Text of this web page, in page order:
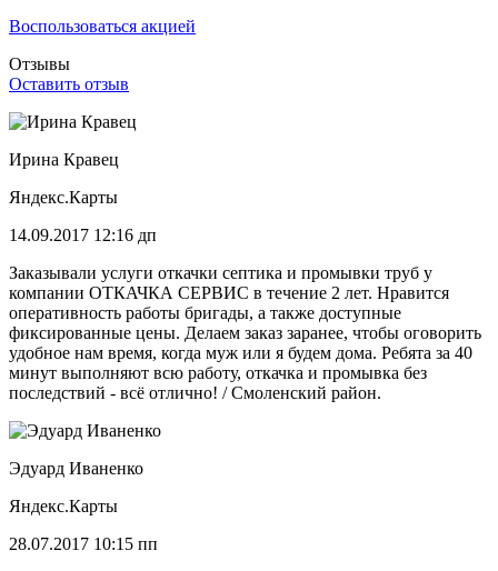
Воспользоваться акцией
Отзывы
Оставить отзыв
Ирина Кравец
Яндекс.Карты
14.09.2017 12:16 дп
Заказывали услуги откачки септика и промывки труб у
компании ОТКАЧКА СЕРВИС в течение 2 лет. Нравится
оперативность работы бригады, а также доступные
фиксированные цены. Делаем заказ заранее, чтобы оговорить
удобное нам время, когда муж или я будем дома. Ребята за 40
минут выполняют всю работу, откачка и промывка без
последствий - всё отлично! / Смоленский район.
Эдуард Иваненко
Яндекс.Карты
28.07.2017 10:15 пп